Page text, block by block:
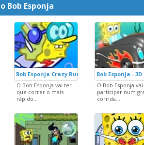
Bob Esponja
Bob Esponja Crazy Run
O Bob Esponja vai ter
que correr o mais
rápido...
Bob Esponja -
O Bob Esponja vai
participar num
corrida...